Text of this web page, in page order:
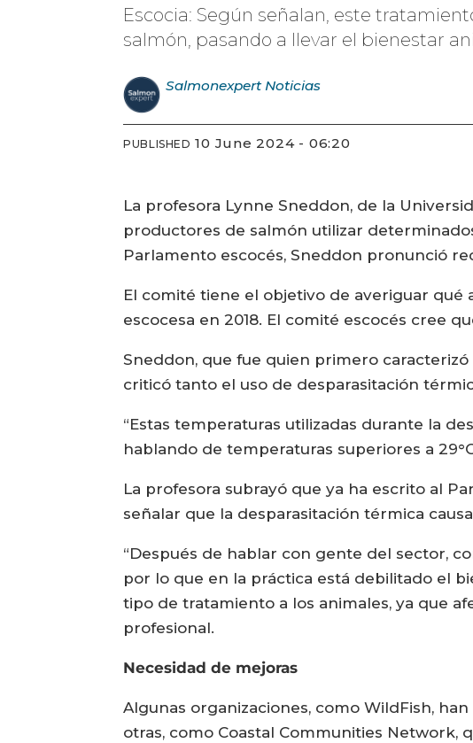
Escocia: Según señalan, este
salmón, pasando a llevar el bienestar
Salmonexpert Noticias
PUBLISHED 10 June 2024 - 06:20
La profesora Lynne Sneddon, de la
productores de salmón utilizar
Parlamento escocés, Sneddon pronunció
El comité tiene el objetivo de averiguar qué
escocesa en 2018. El comité escocés cree
Sneddon, que fue quien primero
criticó tanto el uso de desparasitación
“Estas temperaturas utilizadas durante la
hablando de temperaturas superiores a
La profesora subrayó que ya ha escrito al
señalar que la desparasitación térmica
“Después de hablar con gente del sector,
por lo que en la práctica está debilitado el
tipo de tratamiento a los animales, ya que
profesional.
Necesidad de mejoras
Algunas organizaciones, como WildFish,
otras, como Coastal Communities Network,